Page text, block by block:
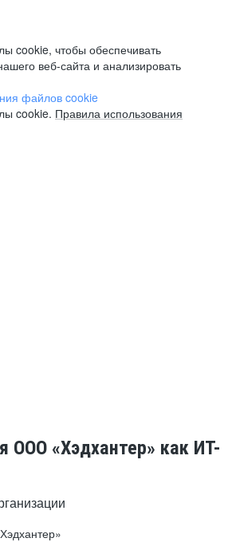
cookie, чтобы обеспечивать
веб-сайта и анализировать
файлов cookie
cookie. Правила использования
ООО «Хэдхантер» как ИТ-